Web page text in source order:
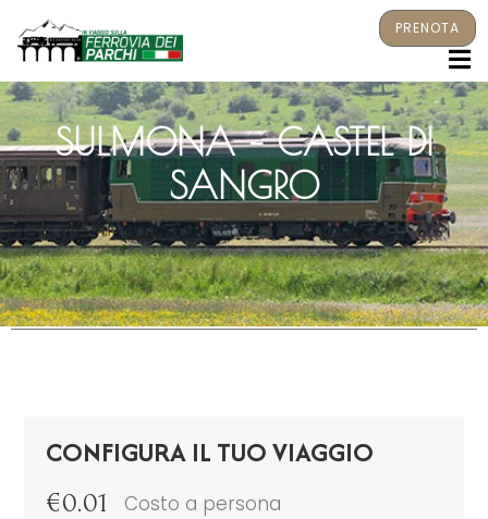
PRENOTA
SULMONA – CASTEL DI
SANGRO
CONFIGURA IL TUO VIAGGIO
€0.01 Costo a persona